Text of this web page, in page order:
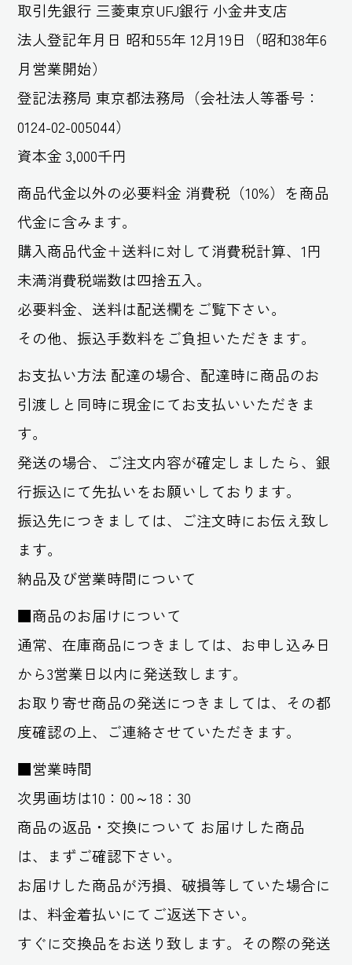
取引先銀行 三菱東京UFJ銀行 小金井支店
法人登記年月日 昭和55年 12月19日（昭和38年6
月営業開始）
登記法務局 東京都法務局（会社法人等番号：
0124-02-005044）
資本金 3,000千円
商品代金以外の必要料金 消費税（10%）を商品
代金に含みます。
購入商品代金＋送料に対して消費税計算、1円
未満消費税端数は四捨五入。
必要料金、送料は配送欄をご覧下さい。
その他、振込手数料をご負担いただきます。
お支払い方法 配達の場合、配達時に商品のお
引渡しと同時に現金にてお支払いいただきま
す。
発送の場合、ご注文内容が確定しましたら、銀
行振込にて先払いをお願いしております。
振込先につきましては、ご注文時にお伝え致し
ます。
納品及び営業時間について
■商品のお届けについて
通常、在庫商品につきましては、お申し込み日
から3営業日以内に発送致します。
お取り寄せ商品の発送につきましては、その都
度確認の上、ご連絡させていただきます。
■営業時間
次男画坊は10：00～18：30
商品の返品・交換について お届けした商品
は、まずご確認下さい。
お届けした商品が汚損、破損等していた場合に
は、料金着払いにてご返送下さい。
すぐに交換品をお送り致します。その際の発送